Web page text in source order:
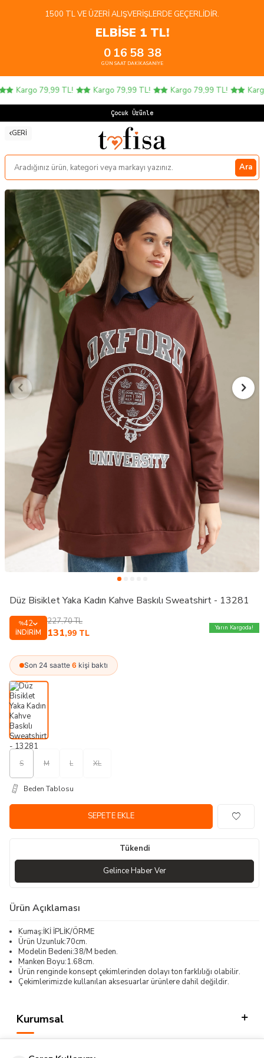
1500 TL VE ÜZERI ALIŞVERIŞLERDE GEÇERLIDIR.
ELBİSE 1 TL!
0
GÜN
16
SAAT
58
DAKIKA
38
SANIYE
Kargo 79,99 TL! Kargo 79,99 TL! Kargo 79,99 TL! Kargo
Çocuk Ürünlerin
GERI
Ara
Düz Bisiklet Yaka Kadın Kahve Baskılı Sweatshirt - 13281
%42
İNDIRIM
227,70TL
131,99 TL
Yarın Kargoda!
Son 24 saatte 6 kişi baktı
S M L XL
Beden Tablosu
SEPETE EKLE
Tükendi
Gelince Haber Ver
Ürün Açıklaması
Kumaş:İKİ İPLİK/ÖRME
Ürün Uzunluk:70cm.
Modelin Bedeni:38/M beden.
Manken Boyu:1.68cm.
Ürün renginde konsept çekimlerinden dolayı ton farklılığı olabilir.
Çekimlerimizde kullanılan aksesuarlar ürünlere dahil değildir.
Kurumsal